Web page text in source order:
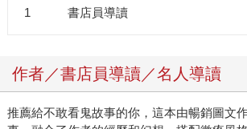
1 書店員導讀
作者／書店員導讀／名人導讀
推薦給不敢看鬼故事的你，這本由暢銷圖文